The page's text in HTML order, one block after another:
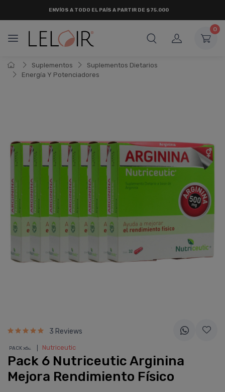
0
Suplementos
Suplementos Dietarios
Energí­a Y Potenciadores
3 Reviews
PACK x6u. Nutriceutic
Pack 6 Nutriceutic Arginina
Mejora Rendimiento Fí­sico